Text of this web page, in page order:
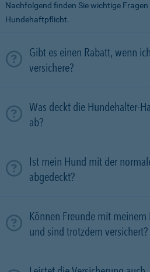
Nachfolgend finden Sie wichtige
Hundehaftpflicht.
Gibt es einen Rabatt, wenn
versichere?
Was deckt die Hundehalter-
ab?
Ist mein Hund mit der
abgedeckt?
Können Freunde mit meinem
und sind trotzdem versichert?